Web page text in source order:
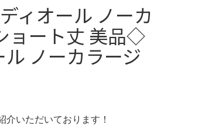
ィオール ノーカ
ョート丈 美品◇
ノーカラージ
介いただいております！